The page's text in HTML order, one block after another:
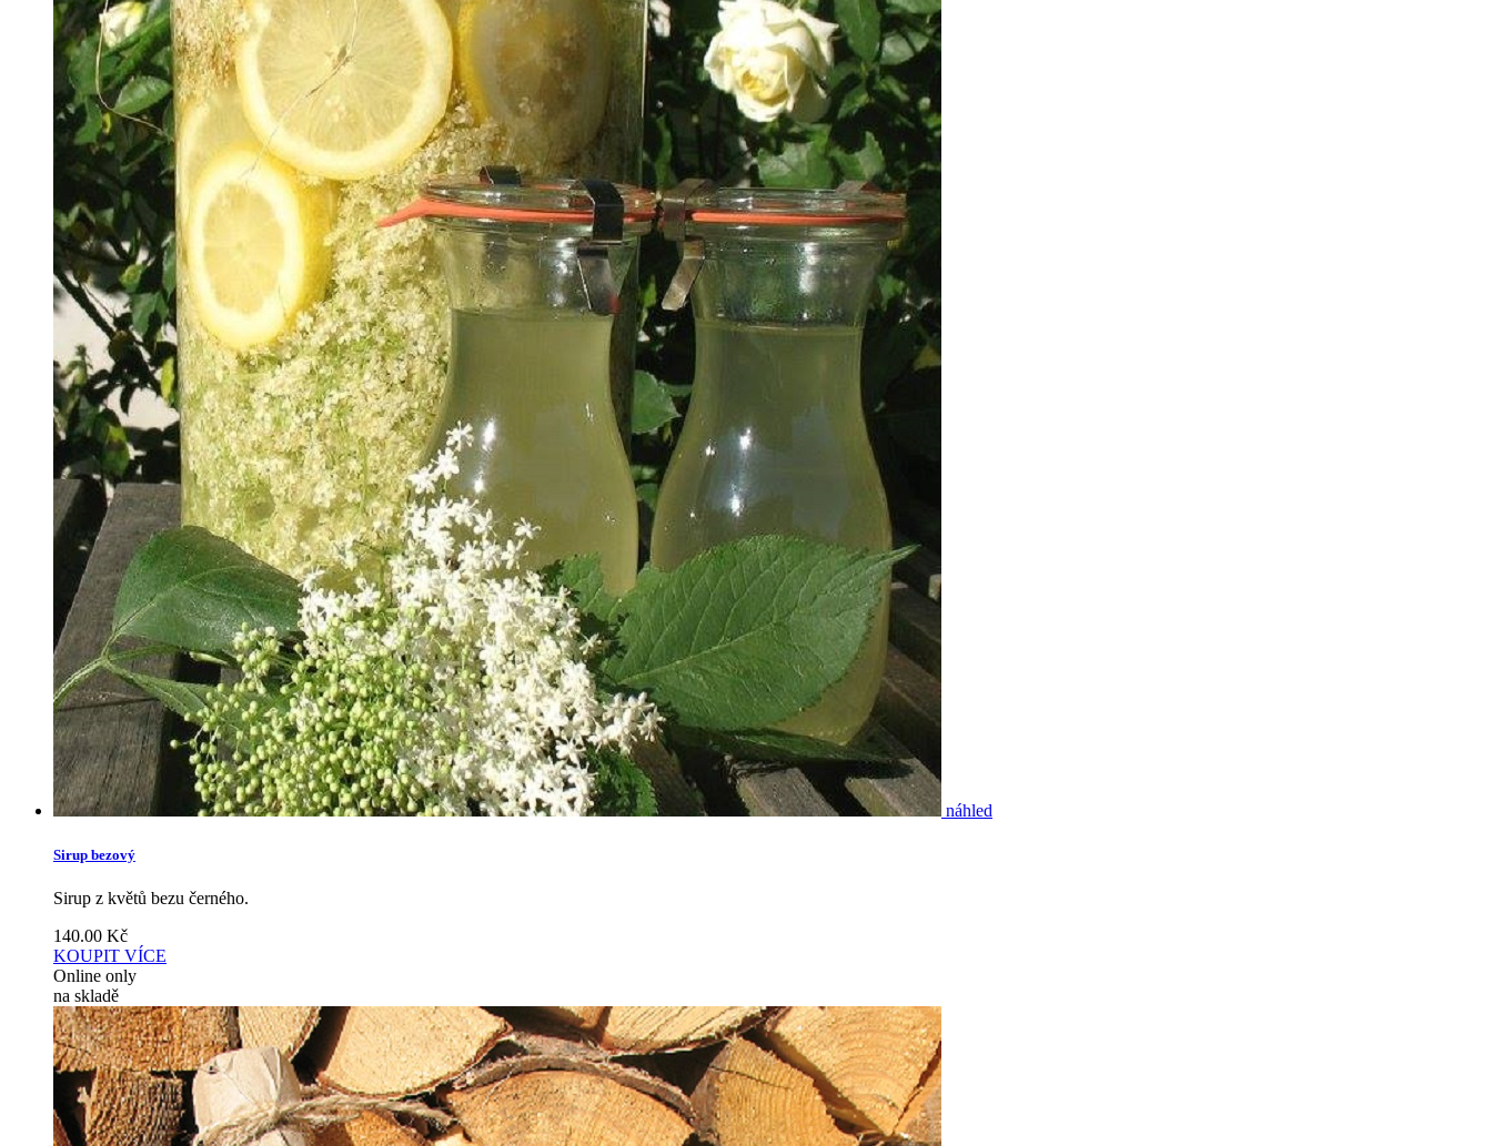
náhled
Sirup bezový
Sirup z květů bezu černého.
140.00 Kč
KOUPIT VÍCE
Online only
na skladě